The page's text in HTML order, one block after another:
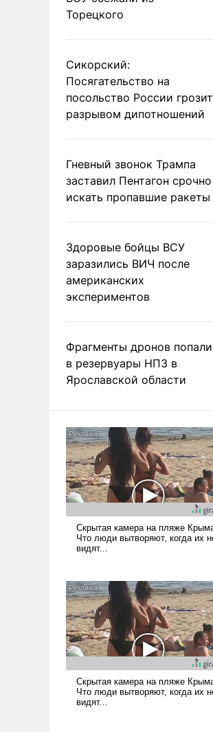
Торецкого
Сикорский:
Посягательство на
посольство России грозит
разрывом дипотношений
Гневный звонок Трампа
заставил Пентагон срочно
искать пропавшие ракеты
Здоровые бойцы ВСУ
заразились ВИЧ после
американских
экспериментов
Фрагменты дронов попали
в резервуары НПЗ в
Ярославской области